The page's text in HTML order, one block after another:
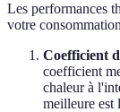
Les performances
votre
Coefficient
coefficient
chaleur à
meilleure est